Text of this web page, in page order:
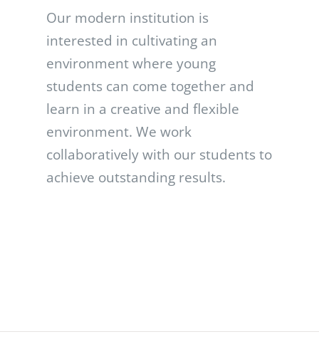
Our modern institution is
interested in cultivating an
environment where young
students can come together and
learn in a creative and flexible
environment. We work
collaboratively with our students to
achieve outstanding results.